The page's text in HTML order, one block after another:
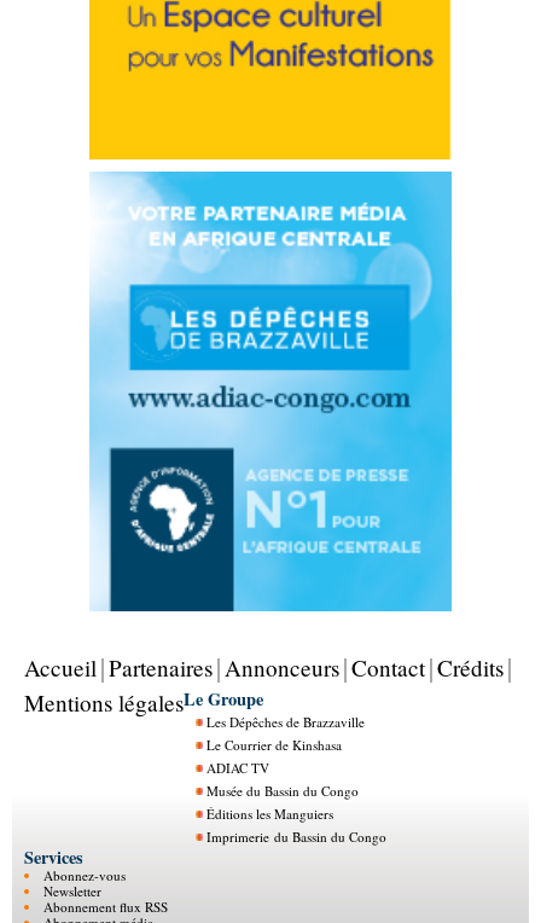
Accueil Partenaires Annonceurs Contact Crédits
Mentions légalesLe Groupe
Les Dépêches de Brazzaville
Le Courrier de Kinshasa
ADIAC TV
Musée du Bassin du Congo
Éditions les Manguiers
Imprimerie du Bassin du Congo
Services
Abonnez-vous
Newsletter
Abonnement flux RSS